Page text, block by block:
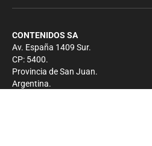
CONTENIDOS SA
Av. España 1409 Sur.
CP: 5400.
Provincia de San Juan.
Argentina.